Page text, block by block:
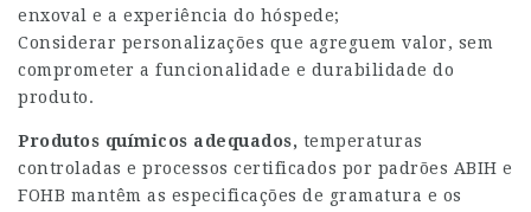
enxoval e a experiência do hóspede;
Considerar personalizações que agreguem valor, sem
comprometer a funcionalidade e durabilidade do
produto.
Produtos químicos adequados, temperaturas
controladas e processos certificados por padrões ABIH e
FOHB mantêm as especificações de gramatura e os